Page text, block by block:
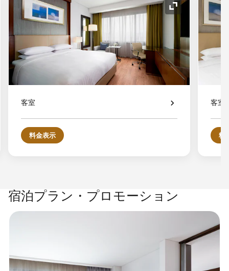
ンの拡大 アイコンの拡
客室
料金表示
客室
料
宿泊プラン・プロモーション